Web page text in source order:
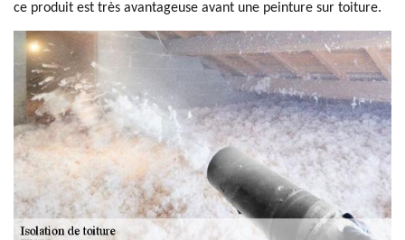
ce produit est très avantageuse avant une peinture sur toiture.